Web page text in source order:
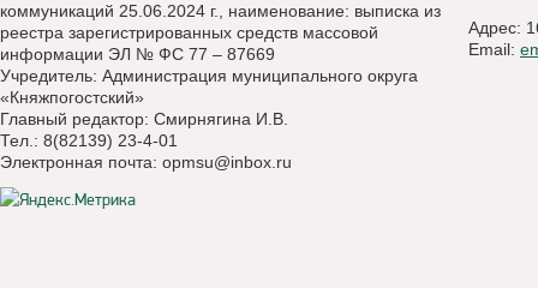
коммуникаций 25.06.2024 г., наименование: выписка из
реестра зарегистрированных средств массовой
информации ЭЛ № ФС 77 – 87669
Учредитель: Администрация муниципального округа
«Княжпогостский»
Главный редактор: Смирнягина И.В.
Тел.: 8(82139) 23-4-01
Электронная почта: opmsu@inbox.ru
Адрес:
Email: